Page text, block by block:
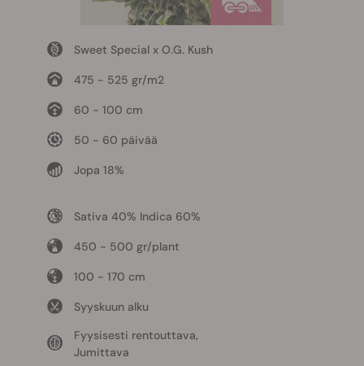
Sweet Special x O.G. Kush
475 - 525 gr/m2
60 - 100 cm
50 - 60 päivää
Jopa 18%
Sativa 40% Indica 60%
450 - 500 gr/plant
100 - 170 cm
Syyskuun alku
Fyysisesti rentouttava,
Jumittava